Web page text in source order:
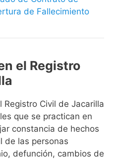
de Fallecimiento
el Registro
Registro Civil de Jacarilla
que se practican en
constancia de hechos
de las personas
defunción, cambios de